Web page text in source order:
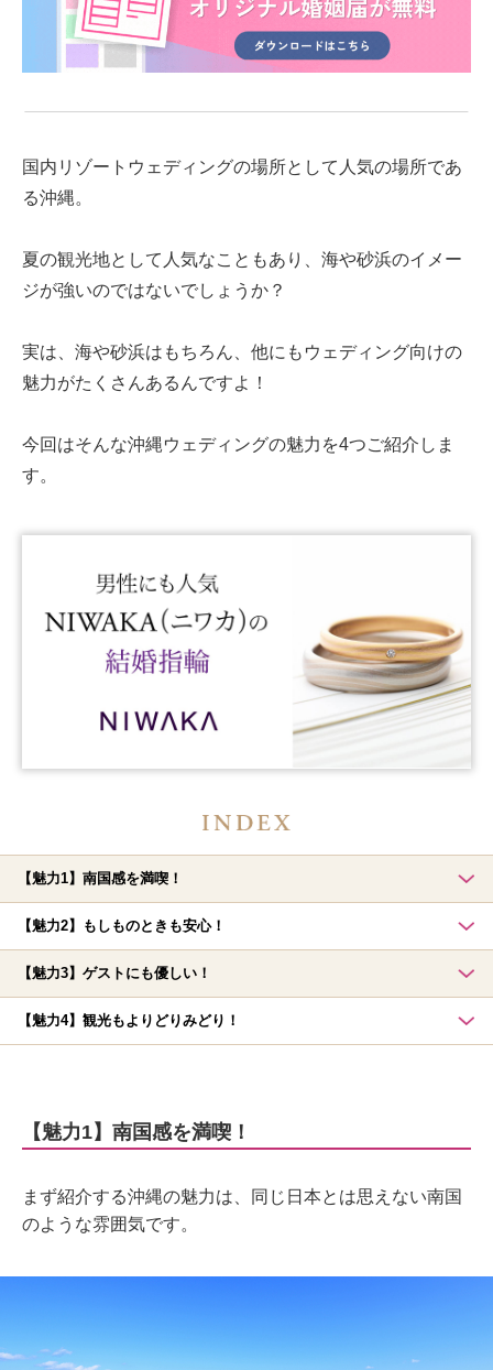
国内リゾートウェディングの場所として人気の場所であ
る沖縄。
夏の観光地として人気なこともあり、海や砂浜のイメー
ジが強いのではないでしょうか？
実は、海や砂浜はもちろん、他にもウェディング向けの
魅力がたくさんあるんですよ！
今回はそんな沖縄ウェディングの魅力を4つご紹介しま
す。
【魅力1】南国感を満喫！
【魅力2】もしものときも安心！
【魅力3】ゲストにも優しい！
【魅力4】観光もよりどりみどり！
【魅力1】南国感を満喫！
まず紹介する沖縄の魅力は、同じ日本とは思えない南国
のような雰囲気です。